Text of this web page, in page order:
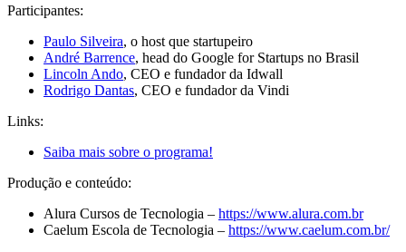
Participantes:
Paulo Silveira, o host que startupeiro
André Barrence, head do Google for Startups no Brasil
Lincoln Ando, CEO e fundador da Idwall
Rodrigo Dantas, CEO e fundador da Vindi
Links:
Saiba mais sobre o programa!
Produção e conteúdo:
Alura Cursos de Tecnologia – https://www.alura.com.br
Caelum Escola de Tecnologia – https://www.caelum.com.br/